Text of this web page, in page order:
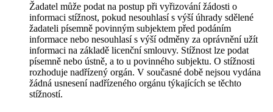
Žadatel může podat na postup při vyřizování žádosti o
informaci stížnost, pokud nesouhlasí s výší úhrady sdělené
žadateli písemně povinným subjektem před podáním
informace nebo nesouhlasí s výší odměny za oprávnění užít
informaci na základě licenční smlouvy. Stížnost lze podat
písemně nebo ústně, a to u povinného subjektu. O stížnosti
rozhoduje nadřízený orgán. V současné době nejsou vydána
žádná usnesení nadřízeného orgánu týkajících se těchto
stížností.